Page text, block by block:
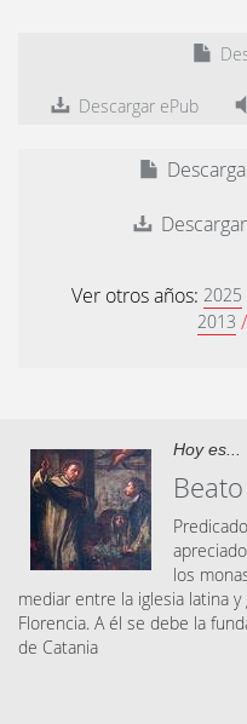
Descargar ePub
Ver otros años: 2025
2013 /
Hoy es...
los
mediar entre la iglesia latina
Florencia. A él se debe la
de Catania